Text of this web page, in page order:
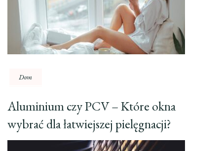
Dom
Aluminium czy PCV – Które okna
wybrać dla łatwiejszej pielęgnacji?